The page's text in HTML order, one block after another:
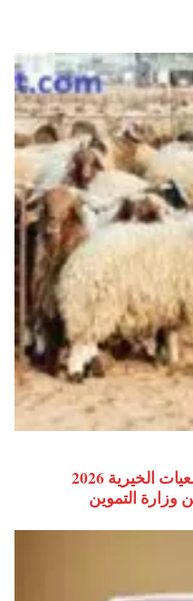
أسعار صكوك الأضحية في الجمعيات الخيرية 2026
التموين